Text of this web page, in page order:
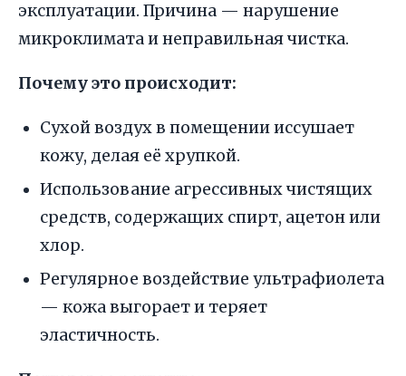
эксплуатации. Причина — нарушение
микроклимата и неправильная чистка.
Почему это происходит:
Сухой воздух в помещении иссушает
кожу, делая её хрупкой.
Использование агрессивных чистящих
средств, содержащих спирт, ацетон или
хлор.
Регулярное воздействие ультрафиолета
— кожа выгорает и теряет
эластичность.